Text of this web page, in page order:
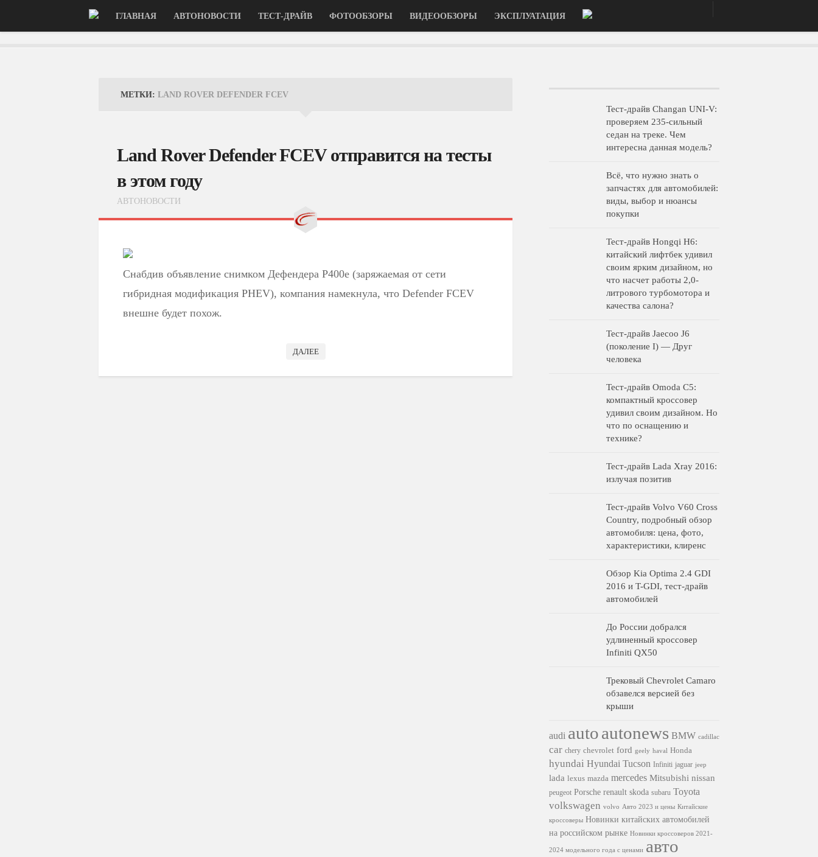
ГЛАВНАЯ АВТОНОВОСТИ ТЕСТ-ДРАЙВ ФОТООБЗОРЫ ВИДЕООБЗОРЫ ЭКСПЛУАТАЦИЯ
МЕТКИ: LAND ROVER DEFENDER FCEV
Land Rover Defender FCEV отправится на тесты
в этом году
АВТОНОВОСТИ
Снабдив объявление снимком Дефендера P400e (заряжаемая от сети
гибридная модификация PHEV), компания намекнула, что Defender FCEV
внешне будет похож.
ДАЛЕЕ
Тест-драйв Changan UNI-V:
проверяем 235-сильный
седан на треке. Чем
интересна данная модель?
Всё, что нужно знать о
запчастях для автомобилей:
виды, выбор и нюансы
покупки
Тест-драйв Hongqi H6:
китайский лифтбек удивил
своим ярким дизайном, но
что насчет работы 2,0-
литрового турбомотора и
качества салона?
Тест-драйв Jaecoo J6
(поколение I) — Друг
человека
Тест-драйв Omoda C5:
компактный кроссовер
удивил своим дизайном. Но
что по оснащению и
технике?
Тест-драйв Lada Xray 2016:
излучая позитив
Тест-драйв Volvo V60 Cross
Country, подробный обзор
автомобиля: цена, фото,
характеристики, клиренс
Обзор Kia Optima 2.4 GDI
2016 и T-GDI, тест-драйв
автомобилей
До России добрался
удлиненный кроссовер
Infiniti QX50
Трековый Chevrolet Camaro
обзавелся версией без
крыши
audi autoautonews BMW cadillac
car chery chevrolet ford geely haval Honda
hyundai Hyundai Tucson Infiniti jaguar jeep
lada lexus mazda mercedes Mitsubishi nissan
peugeot Porsche renault skoda subaru Toyota
volkswagen volvo Авто 2023 и цены Китайские
кроссоверы Новинки китайских автомобилей
на российском рынке Новинки кроссоверов 2021-
2024 модельного года с ценами авто